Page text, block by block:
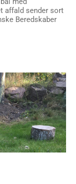
affald sender sort
Beredskaber